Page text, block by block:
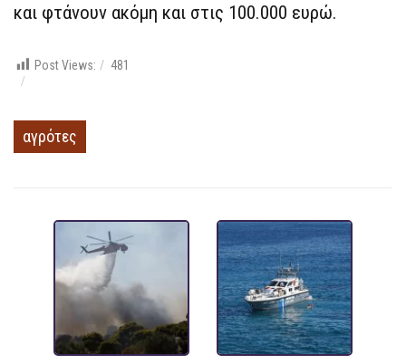
και φτάνουν ακόμη και στις 100.000 ευρώ.
Post Views: 481
αγρότες